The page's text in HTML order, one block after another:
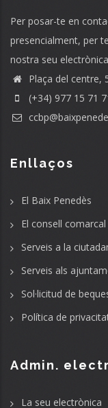
Per posar-te en
presencialment, per
nostra seu
Plaça del centre,
(+34) 977 15 71
Enllaços
El Baix Penedès
El consell comarcal
Serveis a la
Serveis als
Sol·licitud de
Política de
Admin.
La seu electrònica